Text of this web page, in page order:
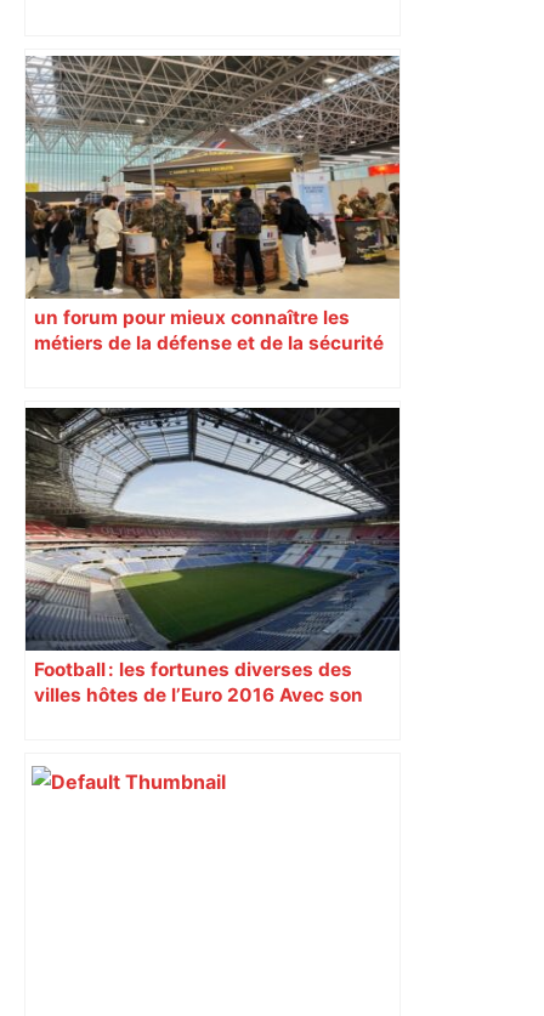
"Un lieu unique et atypique" : la folle
année du Villefranchois Olivier Guinou,
patron du Café Authié, "le plus vieux de
Toulouse" – Centre Presse Aveyron
un forum pour mieux connaître les
métiers de la défense et de la sécurité
Football : les fortunes diverses des
villes hôtes de l’Euro 2016 Avec son
vivre un Euro exaltant grâce à un tirage
au sort favorable. Toutes les cités n’ont